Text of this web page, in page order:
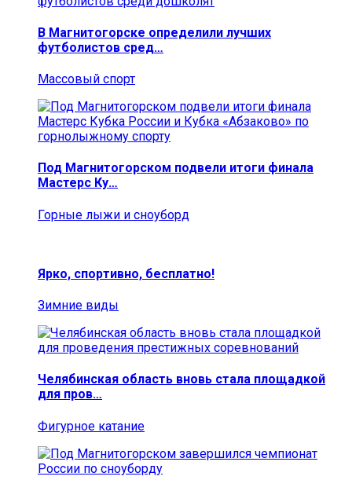
В Магнитогорске определили лучших
футболистов сред…
Массовый спорт
Под Магнитогорском подвели итоги финала
Мастерс Ку…
Горные лыжи и сноуборд
Ярко, спортивно, бесплатно!
Зимние виды
Челябинская область вновь стала площадкой
для пров…
Фигурное катание